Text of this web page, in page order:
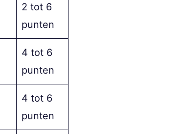
2 tot 6
punten
4 tot 6
punten
4 tot 6
punten